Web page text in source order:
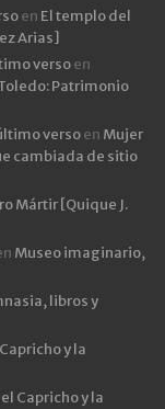
en El templo del
Arias]
versoen
Patrimonio
versoen Mujer
cambiada de sitio
Mártir [Quique J.
Museo imaginario,
libros y
y la
Capricho y la